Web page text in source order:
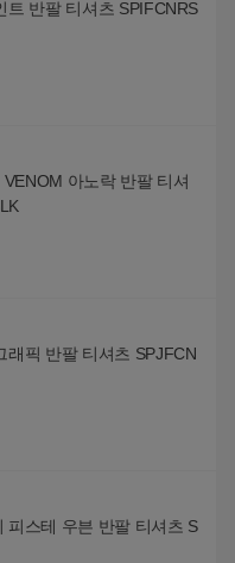
트 반팔 티셔츠 SPIFCNRS
아노락 반팔 티셔
래픽 반팔 티셔츠 SPJFCN
피스테 우븐 반팔 티셔츠 S